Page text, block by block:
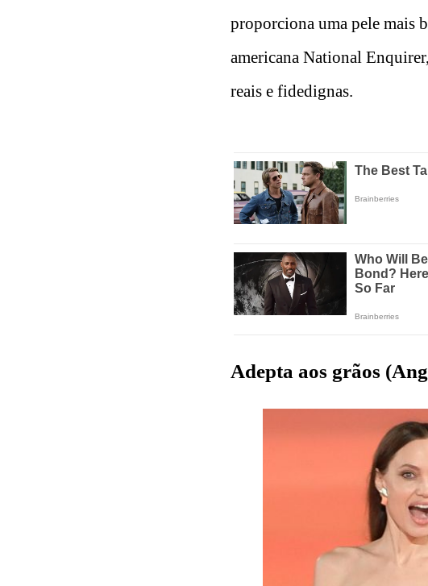
proporciona uma pele mais
americana National
reais e fidedignas.
Adepta aos grãos